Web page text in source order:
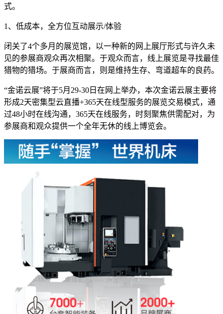
式。
1、低成本，全方位互动展示/体验
闭关了4个多月的展览馆，以一种新的网上展厅形式与许久未
见的参展商观众再次相聚。于观众而言，线上展览是寻找最佳
猎物的猎场。于展商而言，则是维持生存、弯道超车的良药。
“金诺云展”将于5月29-30日在网上举办，本次金诺云展主要将
形成2天密集型云直播+365天在线型服务的展览交易模式，通
过48小时在线沟通，365天在线服务，时刻聚焦供需配对，为
参展商和观众提供一个全年无休的线上博览会。